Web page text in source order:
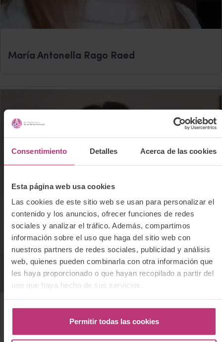
Consentimiento Detalles Acerca de las cookies
Esta página web usa cookies
Las cookies de este sitio web se usan para personalizar el
contenido y los anuncios, ofrecer funciones de redes
sociales y analizar el tráfico. Además, compartimos
información sobre el uso que haga del sitio web con
nuestros partners de redes sociales, publicidad y análisis
web, quienes pueden combinarla con otra información que
les haya proporcionado o que hayan recopilado a partir del
uso que haya hecho de sus servicios.
Permitir todas las cookies
María Antonella Rago Raed
Nancy Milena Medina Silva